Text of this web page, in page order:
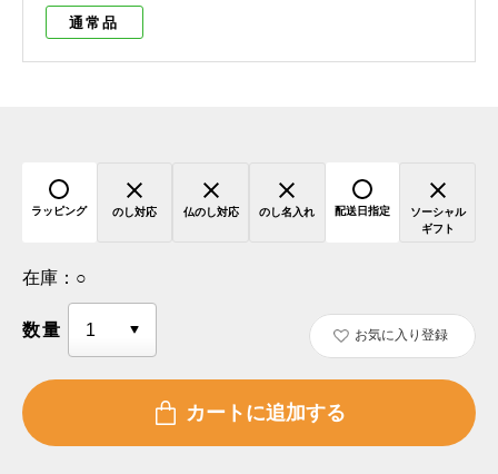
通常品
ラッピング のし対応 仏のし対応 のし名入れ 配送日指定
ソーシャル
ギフト
在庫： ○
数量 お気に入り登録